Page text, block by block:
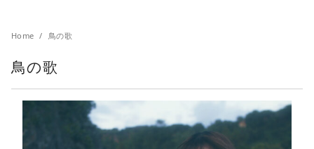
Home 鳥の歌
鳥の歌